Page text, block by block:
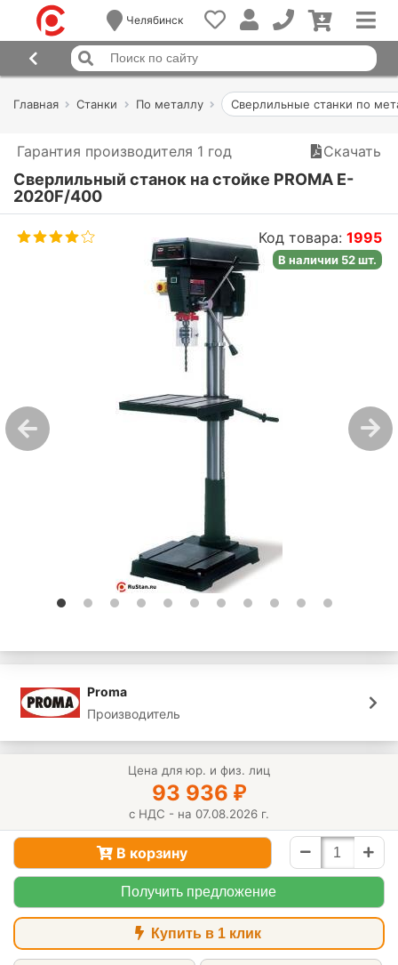
Челябинск
Главная Станки По металлу Сверлильные станки по
Гарантия производителя 1 год Скачать
Сверлильный станок на стойке PROMA E-
2020F/400
Код товара:1995
В наличии 52 шт.
Proma
Производитель
Цена для юр. и физ. лиц
93 936 ₽
с НДС - на 07.08.2026 г.
В корзину
Получить предложение
Купить в 1 клик